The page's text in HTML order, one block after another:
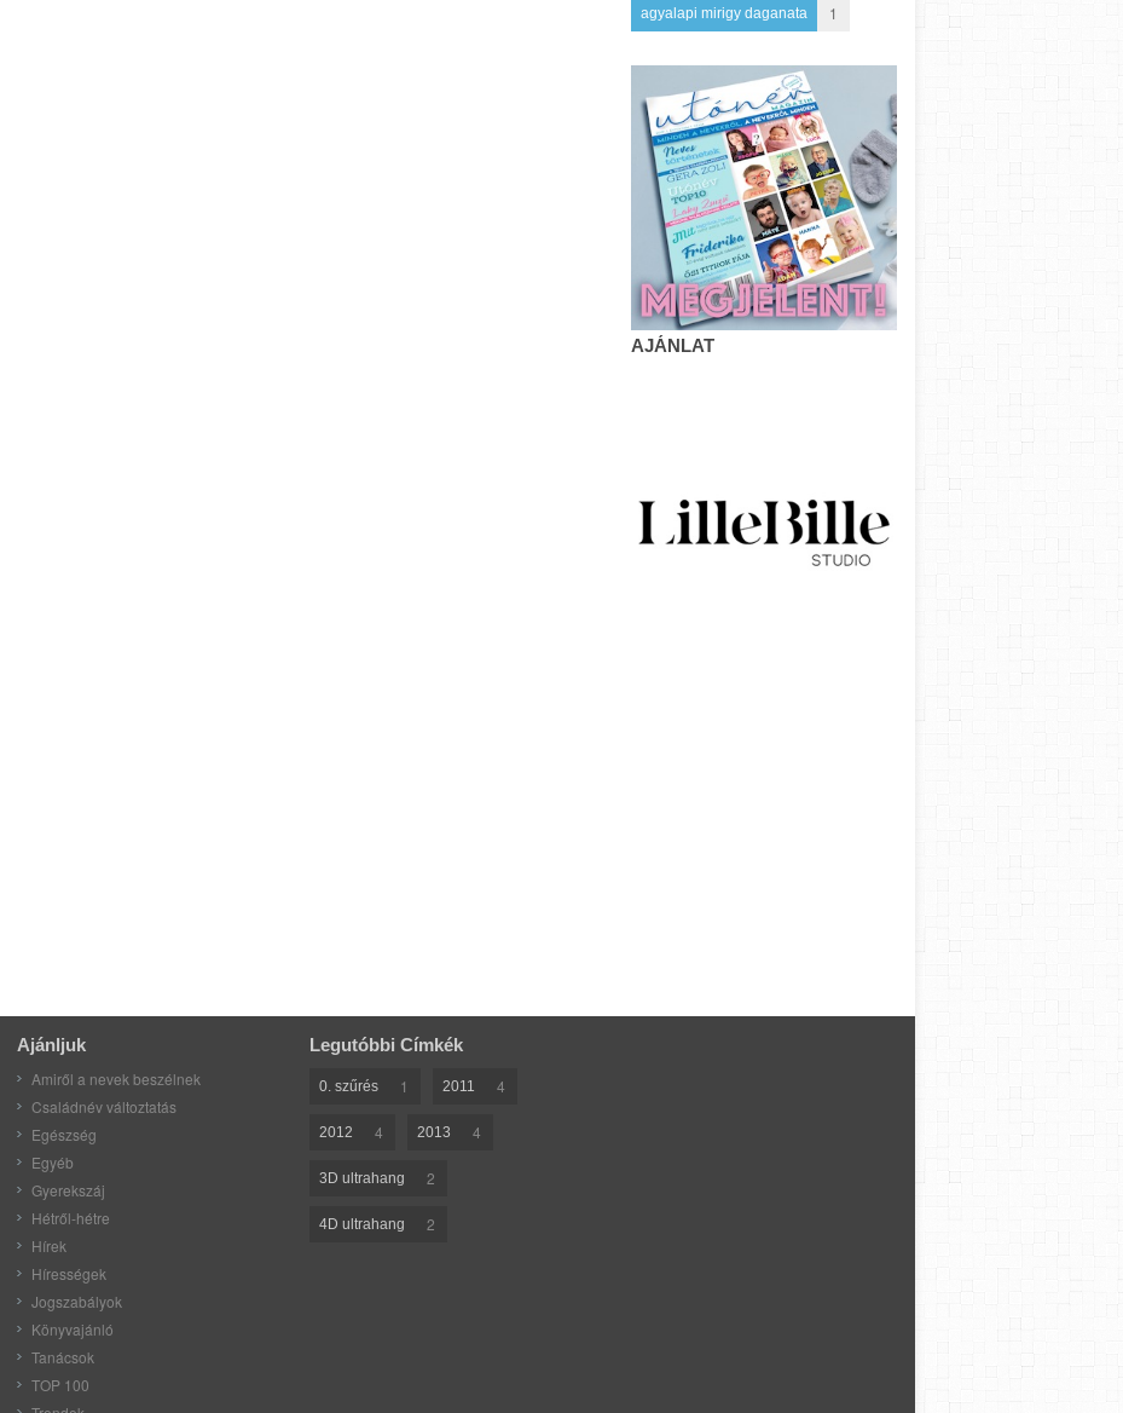
agyalapi mirigy daganata 1
AJÁNLAT
Ajánljuk
Amiről a nevek beszélnek
Családnév változtatás
Egészség
Egyéb
Gyerekszáj
Hétről-hétre
Hírek
Hírességek
Jogszabályok
Könyvajánló
Tanácsok
TOP 100
Legutóbbi Címkék
0. szűrés 1 2011 4
2012 4 2013 4
3D ultrahang 2
4D ultrahang 2